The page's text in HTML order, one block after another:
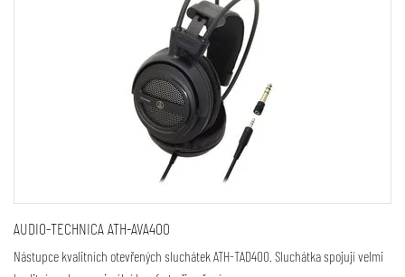
AUDIO-TECHNICA ATH-AVA400
Nástupce kvalitních otevřených sluchátek ATH-TAD400. Sluchátka spojují velmi